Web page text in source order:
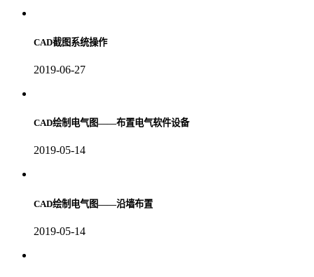
CAD截图系统操作
2019-06-27
CAD绘制电气图——布置电气软件设备
2019-05-14
CAD绘制电气图——沿墙布置
2019-05-14